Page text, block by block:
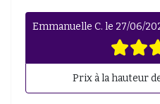
Emmanuelle C. le 27/06/
Prix à la hauteur